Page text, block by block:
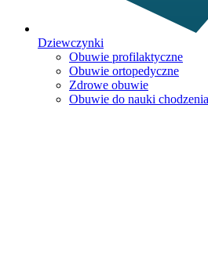
Dziewczynki
Obuwie profilaktyczne
Obuwie ortopedyczne
Zdrowe obuwie
Obuwie do nauki chodzenia